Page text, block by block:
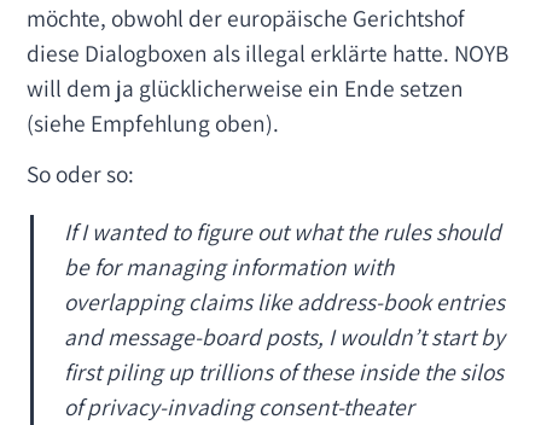
möchte, obwohl der europäische Gerichtshof
diese Dialogboxen als illegal erklärte hatte. NOYB
will dem ja glücklicherweise ein Ende setzen
(siehe Empfehlung oben).
So oder so:
If I wanted to figure out what the rules should
be for managing information with
overlapping claims like address-book entries
and message-board posts, I wouldn’t start by
first piling up trillions of these inside the silos
of privacy-invading consent-theater